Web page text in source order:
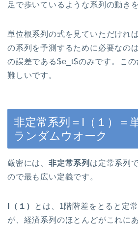
足で歩いているような系列の動き
単位根系列の式を見ていただけれ
の系列を予測するために必要なの
の誤差である$e_t$のみです。こ
難しいです。
非定常系列＝I（１）＝
ランダムウオーク
厳密には、 非定常系列 は定常系列
ので最も広い定義です。
I（１）
とは、1階階差をとると定
が、経済系列のほとんどがこれに